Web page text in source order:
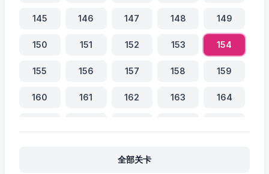
145 146 147 148 149
150 151 152 153 154
155 156 157 158 159
160 161 162 163 164
全部关卡